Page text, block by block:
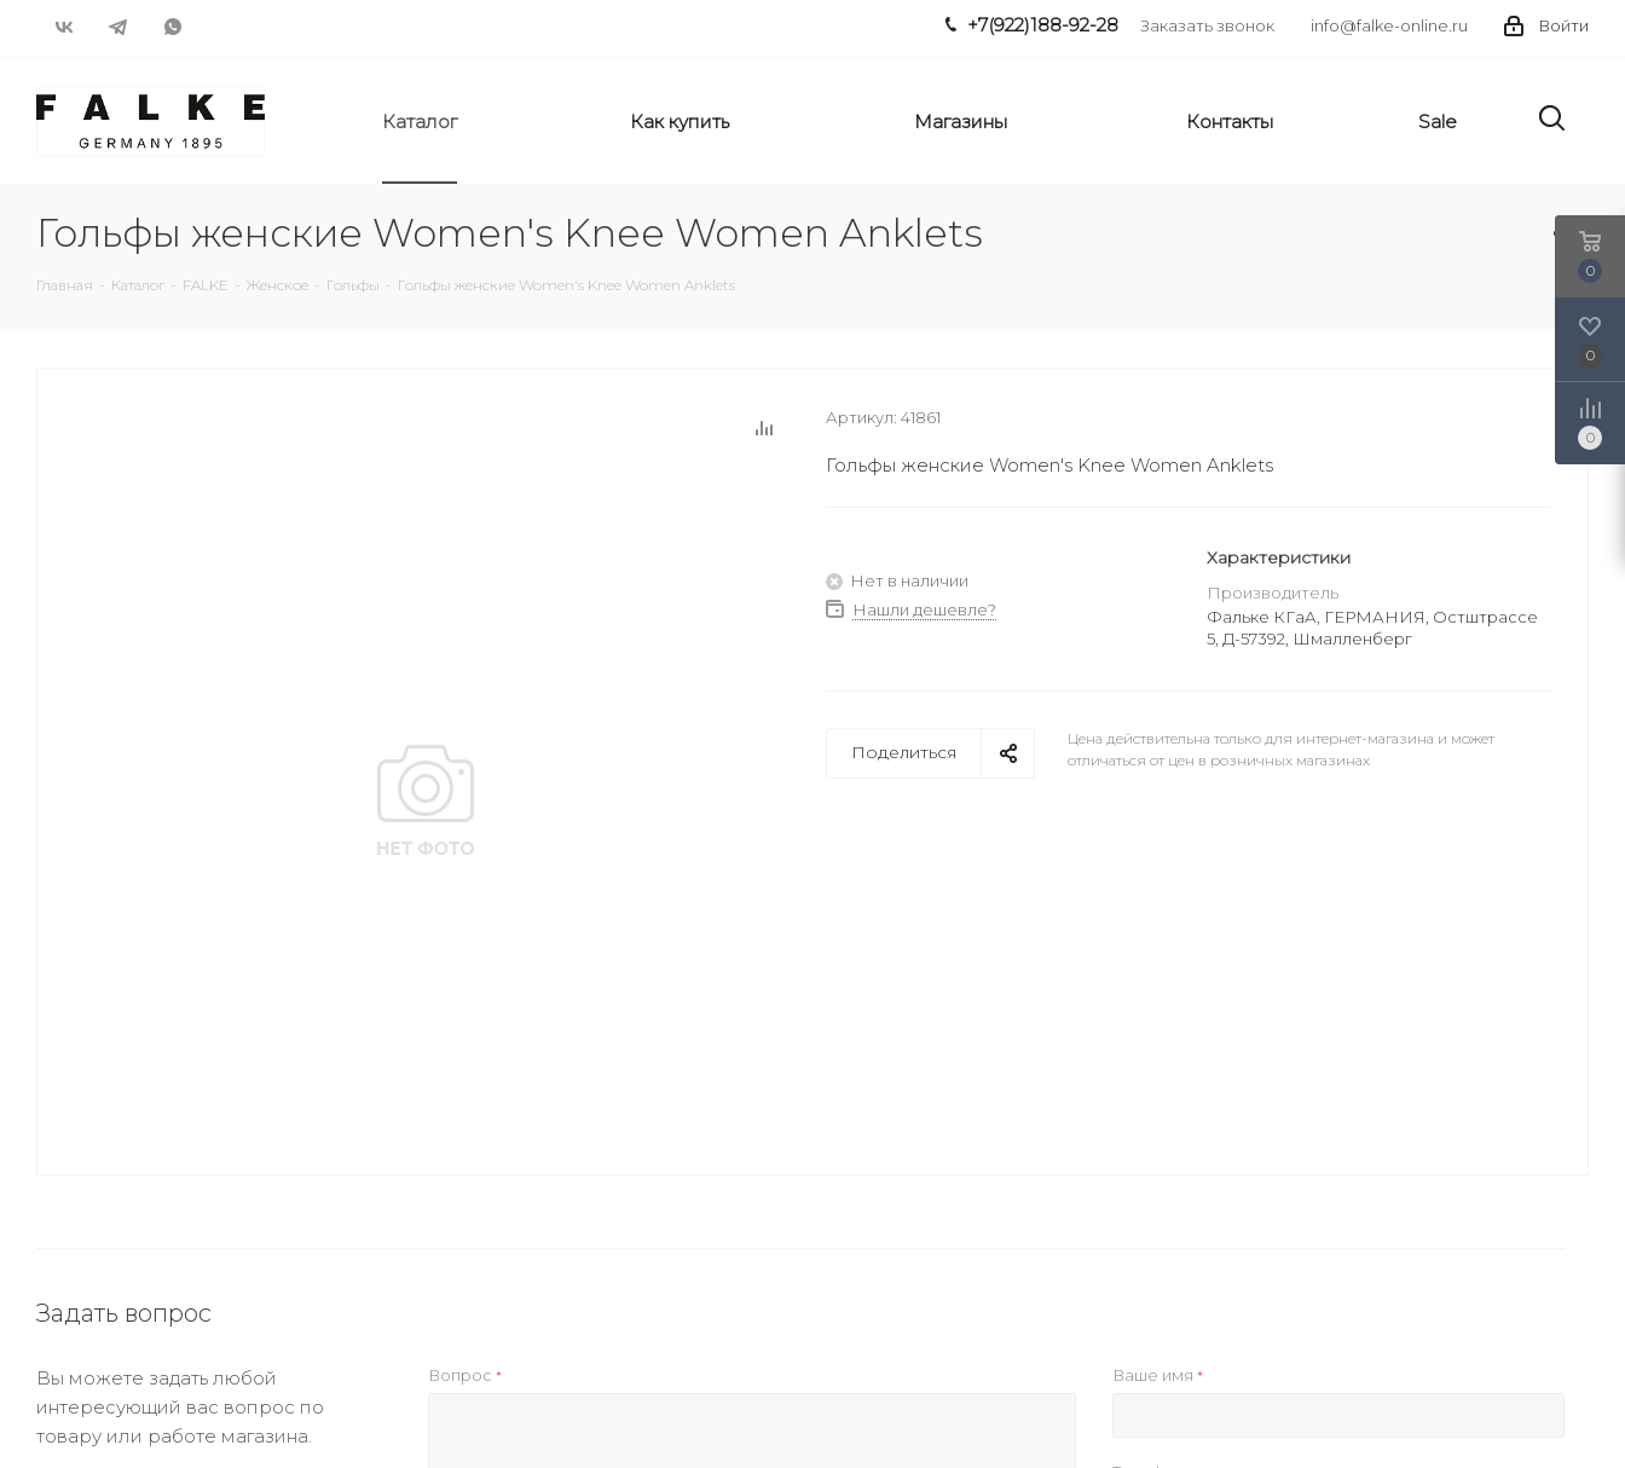
Войти
info@falke-online.ru
+7(922)188-92-28 Заказать звонок
Каталог Как купить Магазины Контакты Sale
Гольфы женские Women's Knee Women Anklets
Главная - Каталог - FALKE - Женское - Гольфы - Гольфы женские Women's Knee Women Anklets
Артикул: 41861
Гольфы женские Women's Knee Women Anklets
Нет в наличии
Нашли дешевле?
Характеристики
Производитель
Фальке КГаА, ГЕРМАНИЯ, Остштрассе
5, Д-57392, Шмалленберг
Поделиться
Цена действительна только для интернет-магазина и может
отличаться от цен в розничных магазинах
Задать вопрос
Вы можете задать любой
интересующий вас вопрос по
товару или работе магазина.
Вопрос * Ваше имя *
0
0
0